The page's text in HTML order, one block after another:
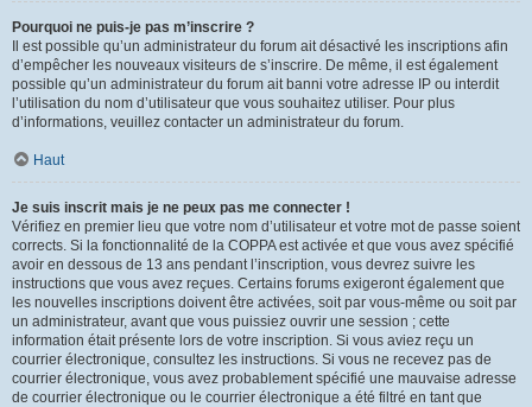
Pourquoi ne puis-je pas m’inscrire ?
Il est possible qu’un administrateur du forum ait désactivé les inscriptions afin
d’empêcher les nouveaux visiteurs de s’inscrire. De même, il est également
possible qu’un administrateur du forum ait banni votre adresse IP ou interdit
l’utilisation du nom d’utilisateur que vous souhaitez utiliser. Pour plus
d’informations, veuillez contacter un administrateur du forum.
Haut
Je suis inscrit mais je ne peux pas me connecter !
Vérifiez en premier lieu que votre nom d’utilisateur et votre mot de passe soient
corrects. Si la fonctionnalité de la COPPA est activée et que vous avez spécifié
avoir en dessous de 13 ans pendant l’inscription, vous devrez suivre les
instructions que vous avez reçues. Certains forums exigeront également que
les nouvelles inscriptions doivent être activées, soit par vous-même ou soit par
un administrateur, avant que vous puissiez ouvrir une session ; cette
information était présente lors de votre inscription. Si vous aviez reçu un
courrier électronique, consultez les instructions. Si vous ne recevez pas de
courrier électronique, vous avez probablement spécifié une mauvaise adresse
de courrier électronique ou le courrier électronique a été filtré en tant que